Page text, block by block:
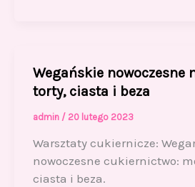
b
o
o
k
d
o
n
Wegańskie nowoczesne
torty, ciasta i beza
admin / 20 lutego 2023
Warsztaty cukiernicze:
nowoczesne cukiernictwo:
ciasta i